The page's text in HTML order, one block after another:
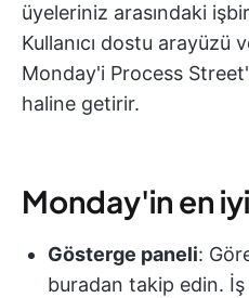
üyeleriniz arasındaki
Kullanıcı dostu arayüzü
Monday'i Process
haline getirir.
Monday'in en
Gösterge paneli:
buradan takip edin. İş